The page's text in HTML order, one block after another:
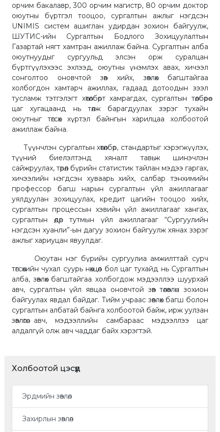
орчим бакалавр, 300 орчим магистр, 80 орчим доктор
оюутны бүртгэл тооцоо, сургалтын ажлыг нэгдсэн
UNIMIS систем ашиглан удирдан зохион байгуулж,
ШУТИС-ийн Сургалтын Бодлого Зохицуулалтын
Газартай нягт хамтран ажиллаж байна. Сургалтын алба
оюутнуудыг сургуульд элсэн орж суралцан
бүртгүүлэхээс эхлээд, оюутны үнэмлэх авах, хичээл
сонголтоо оновчтой зөв хийх, зөвлөх багштайгаа
холбогдон хамтарч ажиллах, гадаад дотоодын зээл
тусламж тэтгэлэгт хөтөлбөрт хамрагдах, сургалтын төлбөрөө
цаг хугацаанд нь төлж барагдуулах зэрэг тухайн
оюутныг төгсөх хүртэл байнгын харилцаа холбоотой
ажиллаж байна.
Түүнчлэн сургалтын хөтөлбөр, стандартыг хэрэгжүүлэх,
түүний биелэлтэнд хяналт тавьж шинэчлэн
сайжруулах, төрөл бүрийн статистик тайлан мэдээ гаргах,
хичээлийн нэгдсэн хуваарь хийх, салбар тэнхимийн
профессор багш нарын сургалтын үйл ажиллагааг
уялдуулан зохицуулах, кредит цагийн тооцоо хийх,
сургалтын процессын хэвийн үйл ажиллагааг хангах,
сургалтын өдөр тутмын үйл ажиллагааг “Сургуулийн
нэгдсэн хуанли”-ын дагуу зохион байгуулж хянах зэрэг
ажлыг хариуцан явуулдаг.
Оюутан нэг бүрийн сургуулиа амжилттай сурч
төгсөхийн чухал суурь нөхцөл бол цаг тухайд нь Сургалтын
алба, зөвлөх багштайгаа холбогдож мэдээллээ шуурхай
авч, сургалтын үйл явцаа оновчтой зөв төлөвлөн зохион
байгуулах явдал байдаг. Тийм учраас зөвлөх багш болон
сургалтын албатай байнга холбоотой байж, ирж уулзан
зөвлөгөө авч, мэдээллийн самбараас мэдээллээ цаг
алдалгүй олж авч чаддаг байх хэрэгтэй.
Холбоотой цэсүүд
Эрдмийн зөвлөл
Захирлын зөвлөл